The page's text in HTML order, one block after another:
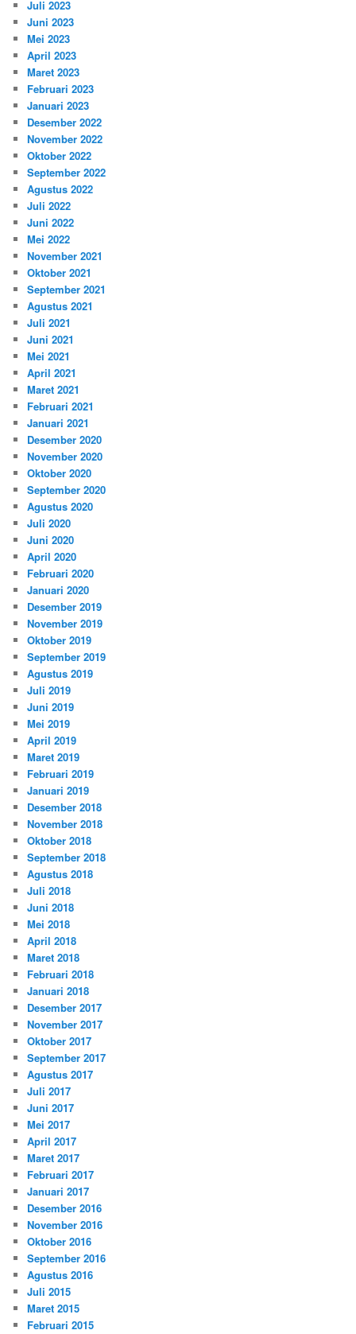
Juli 2023
Juni 2023
Mei 2023
April 2023
Maret 2023
Februari 2023
Januari 2023
Desember 2022
November 2022
Oktober 2022
September 2022
Agustus 2022
Juli 2022
Juni 2022
Mei 2022
November 2021
Oktober 2021
September 2021
Agustus 2021
Juli 2021
Juni 2021
Mei 2021
April 2021
Maret 2021
Februari 2021
Januari 2021
Desember 2020
November 2020
Oktober 2020
September 2020
Agustus 2020
Juli 2020
Juni 2020
April 2020
Februari 2020
Januari 2020
Desember 2019
November 2019
Oktober 2019
September 2019
Agustus 2019
Juli 2019
Juni 2019
Mei 2019
April 2019
Maret 2019
Februari 2019
Januari 2019
Desember 2018
November 2018
Oktober 2018
September 2018
Agustus 2018
Juli 2018
Juni 2018
Mei 2018
April 2018
Maret 2018
Februari 2018
Januari 2018
Desember 2017
November 2017
Oktober 2017
September 2017
Agustus 2017
Juli 2017
Juni 2017
Mei 2017
April 2017
Maret 2017
Februari 2017
Januari 2017
Desember 2016
November 2016
Oktober 2016
September 2016
Agustus 2016
Juli 2015
Maret 2015
Februari 2015